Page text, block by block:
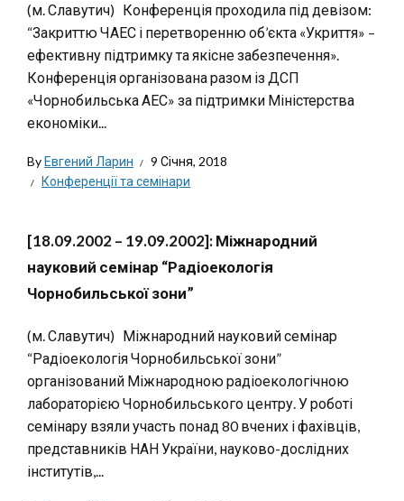
(м. Славутич) Конференція проходила під девізом:
“Закриттю ЧАЕС і перетворенню об’єкта «Укриття» –
ефективну підтримку та якісне забезпечення».
Конференція організована разом із ДСП
«Чорнобильська АЕС» за підтримки Міністерства
економіки...
ByЕвгений Ларин
9 Січня, 2018
Конференції та семінари
[18.09.2002 – 19.09.2002]: Міжнародний
науковий семінар “Радіоекологія
Чорнобильської зони”
(м. Славутич) Міжнародний науковий семінар
“Радіоекологія Чорнобильської зони”
організований Міжнародною радіоекологічною
лабораторією Чорнобильського центру. У роботі
семінару взяли участь понад 80 вчених і фахівців,
представників НАН України, науково-дослідних
інститутів,...